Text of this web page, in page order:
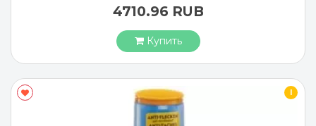
4710.96 RUB
Купить
I